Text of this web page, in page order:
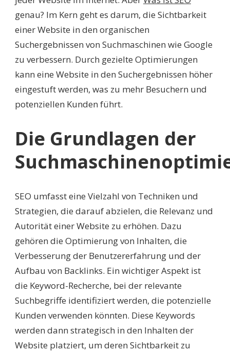
genau? Im Kern geht es darum, die Sichtbarkeit
einer Website in den organischen
Suchergebnissen von Suchmaschinen wie Google
zu verbessern. Durch gezielte Optimierungen
kann eine Website in den Suchergebnissen höher
eingestuft werden, was zu mehr Besuchern und
potenziellen Kunden führt.
Die Grundlagen der
SEO umfasst eine Vielzahl von Techniken und
Strategien, die darauf abzielen, die Relevanz und
Autorität einer Website zu erhöhen. Dazu
gehören die Optimierung von Inhalten, die
Verbesserung der Benutzererfahrung und der
Aufbau von Backlinks. Ein wichtiger Aspekt ist
die Keyword-Recherche, bei der relevante
Suchbegriffe identifiziert werden, die potenzielle
Kunden verwenden könnten. Diese Keywords
werden dann strategisch in den Inhalten der
Website platziert, um deren Sichtbarkeit zu